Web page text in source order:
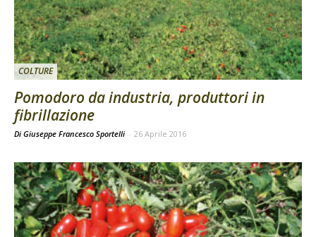
COLTURE
Pomodoro da industria, produttori in
fibrillazione
Di Giuseppe Francesco Sportelli - 26 Aprile 2016